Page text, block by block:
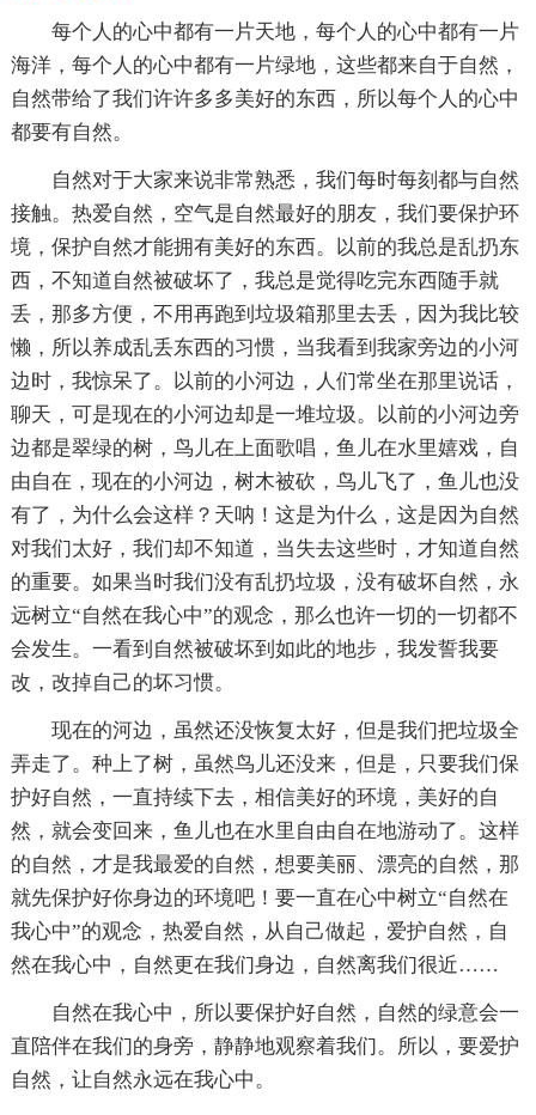
每个人的心中都有一片天地，每个人的心中都有一片
海洋，每个人的心中都有一片绿地，这些都来自于自然，
自然带给了我们许许多多美好的东西，所以每个人的心中
都要有自然。
自然对于大家来说非常熟悉，我们每时每刻都与自然
接触。热爱自然，空气是自然最好的朋友，我们要保护环
境，保护自然才能拥有美好的东西。以前的我总是乱扔东
西，不知道自然被破坏了，我总是觉得吃完东西随手就
丢，那多方便，不用再跑到垃圾箱那里去丢，因为我比较
懒，所以养成乱丢东西的习惯，当我看到我家旁边的小河
边时，我惊呆了。以前的小河边，人们常坐在那里说话，
聊天，可是现在的小河边却是一堆垃圾。以前的小河边旁
边都是翠绿的树，鸟儿在上面歌唱，鱼儿在水里嬉戏，自
由自在，现在的小河边，树木被砍，鸟儿飞了，鱼儿也没
有了，为什么会这样？天呐！这是为什么，这是因为自然
对我们太好，我们却不知道，当失去这些时，才知道自然
的重要。如果当时我们没有乱扔垃圾，没有破坏自然，永
远树立“自然在我心中”的观念，那么也许一切的一切都不
会发生。一看到自然被破坏到如此的地步，我发誓我要
改，改掉自己的坏习惯。
现在的河边，虽然还没恢复太好，但是我们把垃圾全
弄走了。种上了树，虽然鸟儿还没来，但是，只要我们保
护好自然，一直持续下去，相信美好的环境，美好的自
然，就会变回来，鱼儿也在水里自由自在地游动了。这样
的自然，才是我最爱的自然，想要美丽、漂亮的自然，那
就先保护好你身边的环境吧！要一直在心中树立“自然在
我心中”的观念，热爱自然，从自己做起，爱护自然，自
然在我心中，自然更在我们身边，自然离我们很近……
自然在我心中，所以要保护好自然，自然的绿意会一
直陪伴在我们的身旁，静静地观察着我们。所以，要爱护
自然，让自然永远在我心中。